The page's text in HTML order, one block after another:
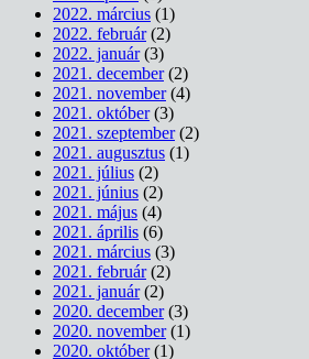
2022. március (1)
2022. február(2)
2022. január(3)
2021. december(2)
2021. november(4)
2021. október(3)
2021. szeptember(2)
2021. augusztus (1)
2021. július (2)
2021. június (2)
2021. május (4)
2021. április (6)
2021. március (3)
2021. február(2)
2021. január(2)
2020. december(3)
2020. november(1)
2020. október(1)